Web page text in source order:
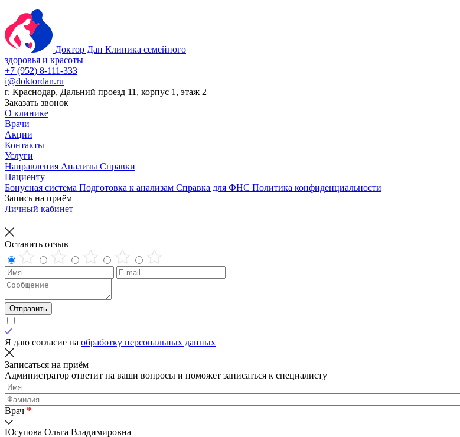
Доктор Дан Клиника семейного
здоровья и красоты
+7 (952) 8-111-333
i@doktordan.ru
г. Краснодар, Дальний проезд 11, корпус 1, этаж 2
Заказать звонок
О клинике
Врачи
Акции
Контакты
Услуги
Направления Анализы Справки
Пациенту
Бонусная система Подготовка к анализам Справка для ФНС Политика конфиденциальности
Запись на приём
Личный кабинет
Оставить отзыв
Отправить
Я даю согласие на обработку персональных данных
Записаться на приём
Администратор ответит на ваши вопросы и поможет записаться к специалисту
Врач *
Юсупова Ольга Владимировна